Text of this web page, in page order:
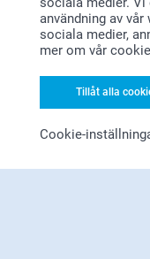
användning av
sociala medier,
mer om vår
Tillåt alla
Cookie-